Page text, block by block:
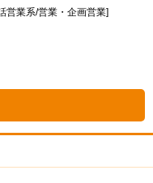
営業系/営業・企画営業]